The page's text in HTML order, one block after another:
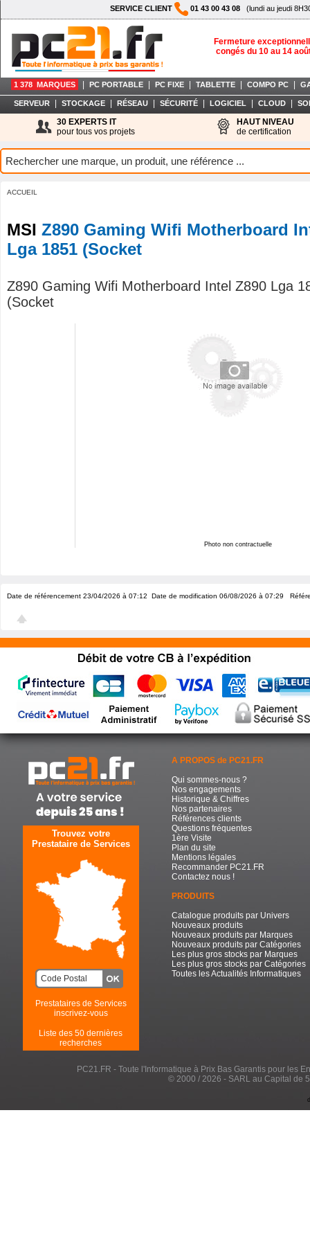
SERVICE CLIENT 01 43 00 43 08 (lundi au jeudi
Fermeture
congés du 10 au 14
1 378 MARQUES PC PORTABLE PC FIXE TABLETTE COMPO PC
SERVEUR STOCKAGE RÉSEAU SÉCURITÉ LOGICIEL CLOUD
30 EXPERTS IT
pour tous vos projets
HAUT NIVEAU
de certification
ACCUEIL
MSI Z890 Gaming Wifi Motherboard
Lga 1851 (Socket
Z890 Gaming Wifi Motherboard Intel Z890 Lga
(Socket
Photo non contractuelle
Date de référencement 23/04/2026 à 07:12 Date de modification 06/08/2026 à 07:29
Trouvez votre
Prestataire de Services
Prestataires de Services
inscrivez-vous
Liste des 50 dernières
recherches
A PROPOS de PC21.FR
Qui sommes-nous ?
Nos engagements
Historique & Chiffres
Nos partenaires
Références clients
Questions fréquentes
1ère Visite
Plan du site
Mentions légales
Recommander PC21.FR
Contactez nous !
PRODUITS
Catalogue produits par Univers
Nouveaux produits
Nouveaux produits par Marques
Nouveaux produits par Catégories
Les plus gros stocks par Marques
Les plus gros stocks par Catégories
Toutes les Actualités Informatiques
PC21.FR - Toute l'Informatique à Prix Bas Garantis pour les
© 2000 / 2026 - SARL au Capital de